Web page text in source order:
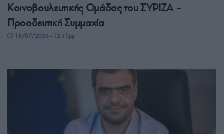
Κοινοβουλευτικής Ομάδας του ΣΥΡΙΖΑ –
Προοδευτική Συμμαχία
18/07/2026 - 12:15μμ